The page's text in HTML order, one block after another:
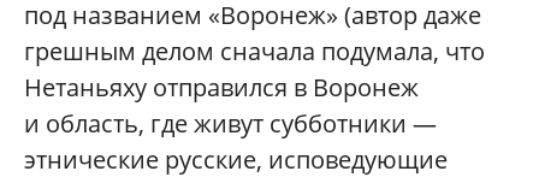
под названием «Воронеж» (автор даже
грешным делом сначала подумала, что
Нетаньяху отправился в Воронеж
и область, где живут субботники —
этнические русские, исповедующие